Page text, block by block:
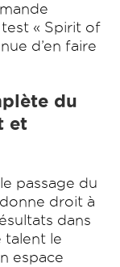
test « Spirit of
d’en faire
du
et
passage du
droit à
dans
talent le
espace